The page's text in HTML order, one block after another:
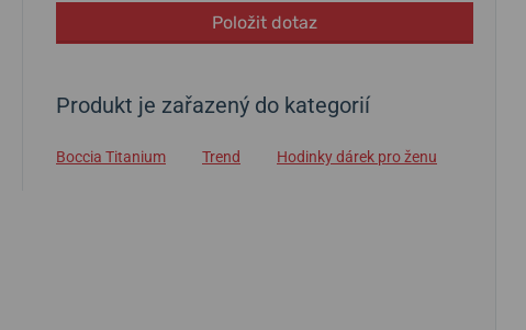
Položit dotaz
Produkt je zařazený do kategorií
Boccia Titanium Trend Hodinky dárek pro ženu